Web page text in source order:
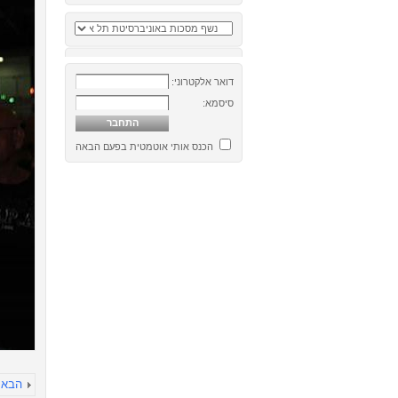
דואר אלקטרוני:
סיסמא:
הכנס אותי אוטמטית בפעם הבאה
הבא